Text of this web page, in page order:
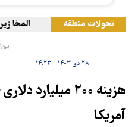
تحولات منطقه المخا زیر
۲۸ دی ۱۴۰۳ - ۱۴:۲۳
هزینه ۲۰۰
آمریکا